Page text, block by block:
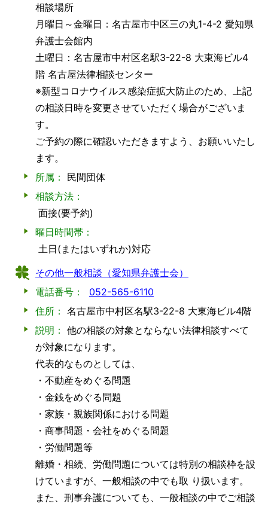
相談場所
月曜日～金曜日：名古屋市中区三の丸1-4-2 愛知県
弁護士会館内
土曜日：名古屋市中村区名駅3-22-8 大東海ビル4
階 名古屋法律相談センター
※新型コロナウイルス感染症拡大防止のため、上記
の相談日時を変更させていただく場合がございま
す。
ご予約の際に確認いただきますよう、お願いいたし
ます。
所属：
民間団体
相談方法：
面接(要予約)
曜日時間帯：
土日(またはいずれか)対応
その他一般相談（愛知県弁護士会）
電話番号：
052-565-6110
住所： 名古屋市中村区名駅3-22-8 大東海ビル4階
説明： 他の相談の対象とならない法律相談すべて
が対象になります。
代表的なものとしては、
・不動産をめぐる問題
・金銭をめぐる問題
・家族・親族関係における問題
・商事問題・会社をめぐる問題
・労働問題等
離婚・相続、労働問題については特別の相談枠を設
けていますが、一般相談の中でも取 り扱います。
また、刑事弁護についても、一般相談の中でご相談